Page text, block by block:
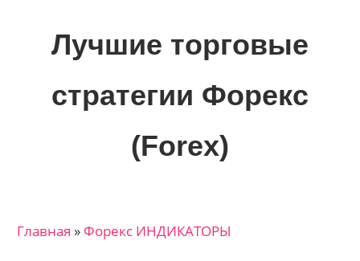
Лучшие торговые
стратегии Форекс
(Forex)
трейдеров
Главная » Форекс ИНДИКАТОРЫ